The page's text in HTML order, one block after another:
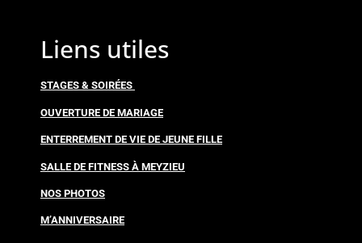
Liens utiles
STAGES & SOIRÉES
OUVERTURE DE MARIAGE
ENTERREMENT DE VIE DE JEUNE FILLE
SALLE DE FITNESS À MEYZIEU
NOS PHOTOS
M’ANNIVERSAIRE